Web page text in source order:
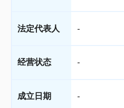
法定代表人 -
经营状态 -
成立日期 -